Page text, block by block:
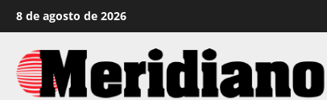
Saltar
al
contenido
8 de agosto de 2026